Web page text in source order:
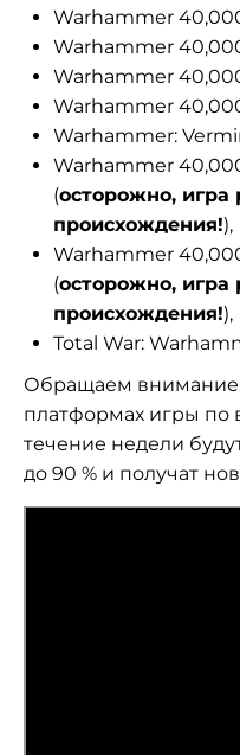
Warhammer
Warhammer
Warhammer
Warhammer
Warhammer:
Warhammer
(осторожно, игра
происхождения!),
Warhammer
(осторожно, игра
происхождения!),
Total War:
Обращаем внимание,
платформах игры по
течение недели
до 90 % и получат